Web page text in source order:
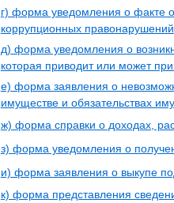
г) форма уведомления о факте
коррупционных правонарушений
д) форма уведомления о
которая приводит или может
е) форма заявления о
имуществе и обязательствах
ж) форма справки о доходах,
з) форма уведомления о
и) форма заявления о выкупе
к) форма представления